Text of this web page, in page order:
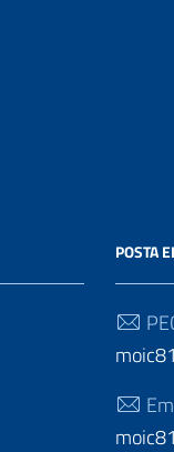
POSTA